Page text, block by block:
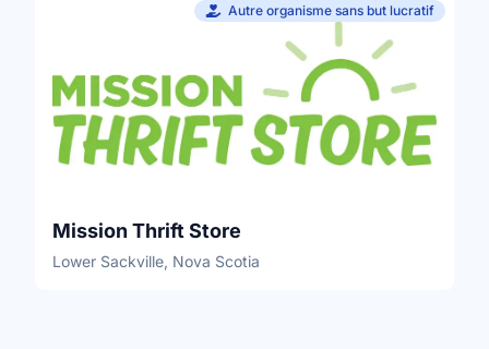
Autre organisme sans but lucratif
Mission Thrift Store
Lower Sackville, Nova Scotia